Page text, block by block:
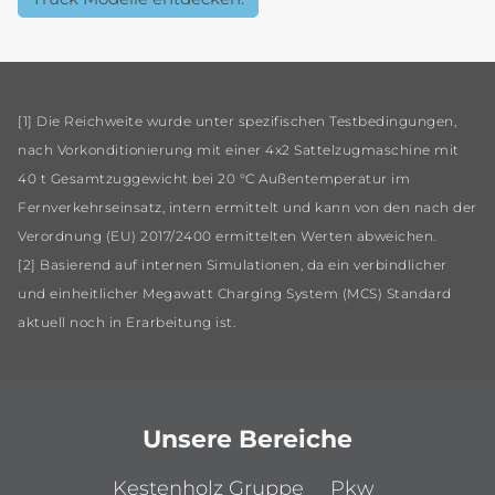
[1] Die Reichweite wurde unter spezifischen Testbedingungen,
nach Vorkonditionierung mit einer 4x2 Sattelzugmaschine mit
40 t Gesamtzuggewicht bei 20 °C Außentemperatur im
Fernverkehrseinsatz, intern ermittelt und kann von den nach der
Verordnung (EU) 2017/2400 ermittelten Werten abweichen.
[2] Basierend auf internen Simulationen, da ein verbindlicher
und einheitlicher Megawatt Charging System (MCS) Standard
aktuell noch in Erarbeitung ist.
Unsere Bereiche
Kestenholz Gruppe Pkw